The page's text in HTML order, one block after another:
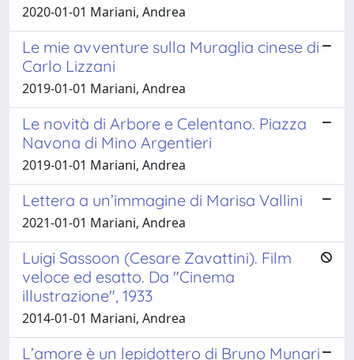
2020-01-01 Mariani, Andrea
Le mie avventure sulla Muraglia cinese di
Carlo Lizzani
2019-01-01 Mariani, Andrea
Le novità di Arbore e Celentano. Piazza
Navona di Mino Argentieri
2019-01-01 Mariani, Andrea
Lettera a un’immagine di Marisa Vallini
2021-01-01 Mariani, Andrea
Luigi Sassoon (Cesare Zavattini). Film
veloce ed esatto. Da "Cinema
illustrazione", 1933
2014-01-01 Mariani, Andrea
L’amore è un lepidottero di Bruno Munari